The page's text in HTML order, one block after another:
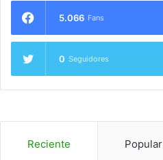
5.066 Fans
0 Seguidores
Reciente Popular